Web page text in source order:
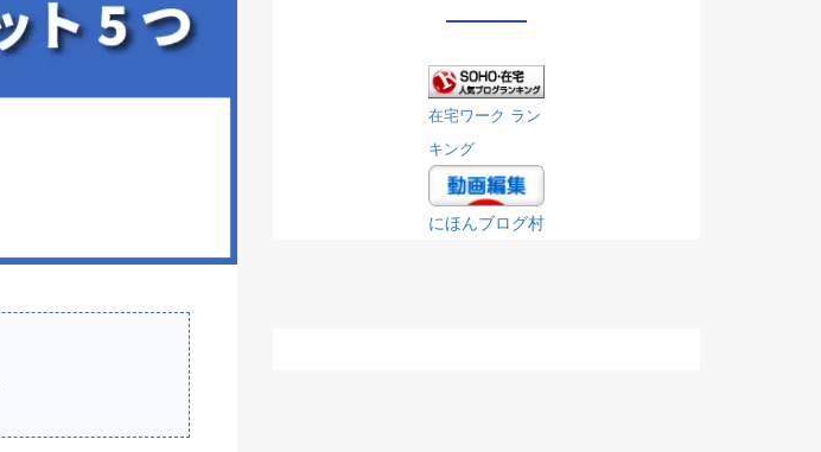
在宅ワーク ラン
キング
にほんブログ村